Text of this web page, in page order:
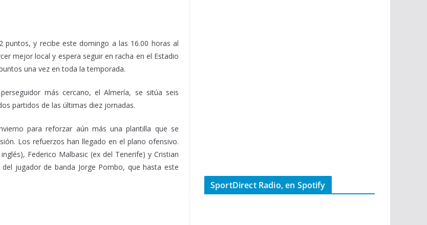
puntos, y recibe este domingo a las 16.00 horas al
mejor local y espera seguir en racha en el Estadio
una vez en toda la temporada.
más cercano, el Almería, se sitúa seis
partidos de las últimas diez jornadas.
para reforzar aún más una plantilla que se
Los refuerzos han llegado en el plano ofensivo.
Federico Malbasic (ex del Tenerife) y Cristian
jugador de banda Jorge Pombo, que hasta este
SportDirect Radio, en Spotify